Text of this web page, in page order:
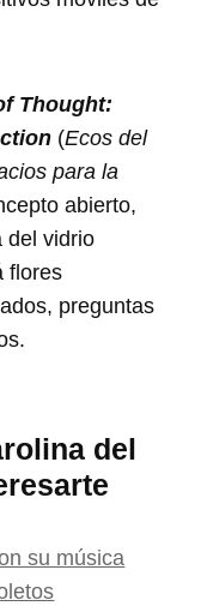
Thought:
(Ecos del
para la
abierto,
del vidrio
flores
preguntas
del
su música